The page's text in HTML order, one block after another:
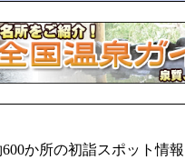
600か所の初詣スポット情